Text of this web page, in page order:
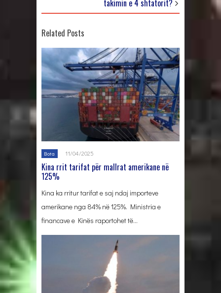
takimin e 4 shtatorit?
Related Posts
Bota 11/04/2025
Kina rrit tarifat për mallrat amerikane në
125%
Kina ka rritur tarifat e saj ndaj importeve
amerikane nga 84% në 125%. Ministria e
financave e Kinës raportohet të…